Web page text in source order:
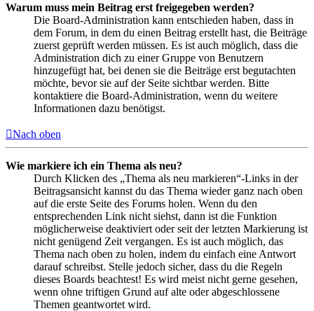
Warum muss mein Beitrag erst freigegeben werden?
Die Board-Administration kann entschieden haben, dass in
dem Forum, in dem du einen Beitrag erstellt hast, die Beiträge
zuerst geprüft werden müssen. Es ist auch möglich, dass die
Administration dich zu einer Gruppe von Benutzern
hinzugefügt hat, bei denen sie die Beiträge erst begutachten
möchte, bevor sie auf der Seite sichtbar werden. Bitte
kontaktiere die Board-Administration, wenn du weitere
Informationen dazu benötigst.
Nach oben
Wie markiere ich ein Thema als neu?
Durch Klicken des „Thema als neu markieren“-Links in der
Beitragsansicht kannst du das Thema wieder ganz nach oben
auf die erste Seite des Forums holen. Wenn du den
entsprechenden Link nicht siehst, dann ist die Funktion
möglicherweise deaktiviert oder seit der letzten Markierung ist
nicht genügend Zeit vergangen. Es ist auch möglich, das
Thema nach oben zu holen, indem du einfach eine Antwort
darauf schreibst. Stelle jedoch sicher, dass du die Regeln
dieses Boards beachtest! Es wird meist nicht gerne gesehen,
wenn ohne triftigen Grund auf alte oder abgeschlossene
Themen geantwortet wird.